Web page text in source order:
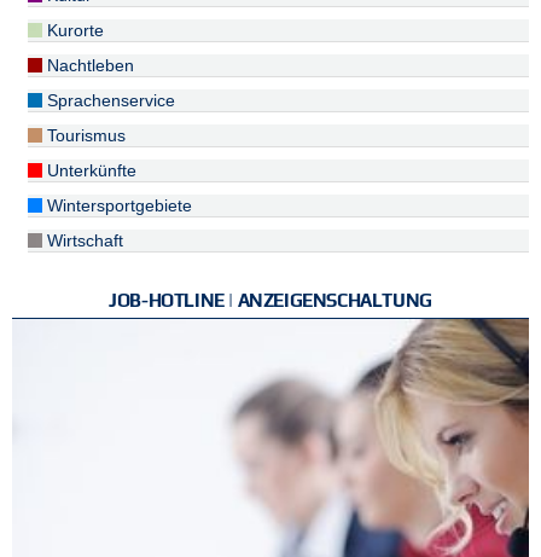
Kurorte
Nachtleben
Sprachenservice
Tourismus
Unterkünfte
Wintersportgebiete
Wirtschaft
JOB-HOTLINE | ANZEIGENSCHALTUNG